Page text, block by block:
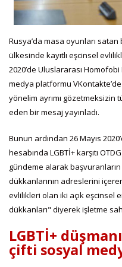
Rusya’da masa oyunları
ülkesinde kayıtlı eşcinsel
2020’de Uluslararası
medya platformu
yönelim ayrımı gözetmeksizin
eden bir mesaj yayınladı.
Bunun ardından 26 Mayıs
hesabında LGBTİ+ karşıtı
gündeme alarak
dükkanlarının adreslerini
evlilikleri olan iki açık eşcinsel
dükkanları" diyerek işletme
LGBTİ+
çifti sosyal